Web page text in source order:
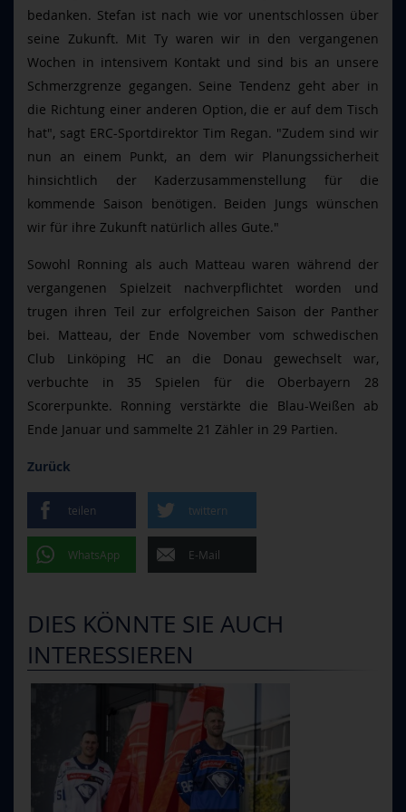
bedanken. Stefan ist nach wie vor unentschlossen über
seine Zukunft. Mit Ty waren wir in den vergangenen
Wochen in intensivem Kontakt und sind bis an unsere
Schmerzgrenze gegangen. Seine Tendenz geht aber in
die Richtung einer anderen Option, die er auf dem Tisch
hat", sagt ERC-Sportdirektor Tim Regan. "Zudem sind wir
nun an einem Punkt, an dem wir Planungssicherheit
hinsichtlich der Kaderzusammenstellung für die
kommende Saison benötigen. Beiden Jungs wünschen
wir für ihre Zukunft natürlich alles Gute."
Sowohl Ronning als auch Matteau waren während der
vergangenen Spielzeit nachverpflichtet worden und
trugen ihren Teil zur erfolgreichen Saison der Panther
bei. Matteau, der Ende November vom schwedischen
Club Linköping HC an die Donau gewechselt war,
verbuchte in 35 Spielen für die Oberbayern 28
Scorerpunkte. Ronning verstärkte die Blau-Weißen ab
Ende Januar und sammelte 21 Zähler in 29 Partien.
Zurück
teilen twittern
WhatsApp E-Mail
DIES KÖNNTE SIE AUCH
INTERESSIEREN